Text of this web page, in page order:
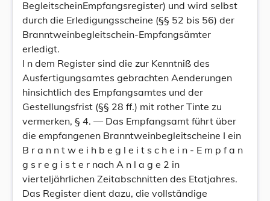
BegleitscheinEmpfangsregister) und wird selbst
durch die Erledigungsscheine (§§ 52 bis 56) der
Branntweinbegleitschein-Empfangsämter
erledigt.
I n dem Register sind die zur Kenntniß des
Ausfertigungsamtes gebrachten Aenderungen
hinsichtlich des Empfangsamtes und der
Gestellungsfrist (§§ 28 ff.) mit rother Tinte zu
vermerken, § 4. — Das Empfangsamt führt über
die empfangenen Branntweinbegleitscheine I ein
B r a n n t w e i h b e g l e i t s c h e i n - E m p f a n
g s r e g i s t e r nach A n l a g e 2 in
vierteljährlichen Zeitabschnitten des Etatjahres.
Das Register dient dazu, die vollständige